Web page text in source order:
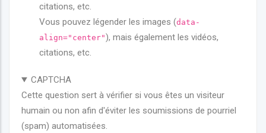
citations, etc.
Vous pouvez légender les images (data-
align="center"), mais également les vidéos,
citations, etc.
CAPTCHA
Cette question sert à vérifier si vous êtes un visiteur
humain ou non afin d'éviter les soumissions de pourriel
(spam) automatisées.